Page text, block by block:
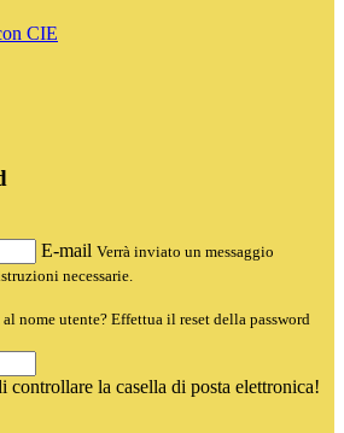
CIE
E-mail Verrà inviato un messaggio
necessarie.
nome utente? Effettua il reset della password
controllare la casella di posta elettronica!